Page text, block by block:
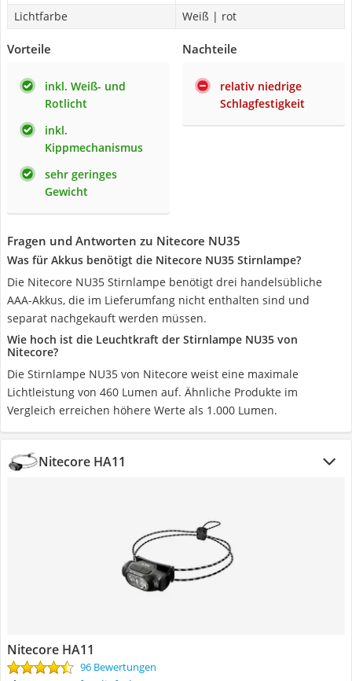
Lichtfarbe
Weiß | rot
Vorteile
inkl. Weiß- und
Rotlicht
inkl.
Kippmechanismus
sehr geringes
Gewicht
Nachteile
relativ niedrige
Schlagfestigkeit
Fragen und Antworten zu Nitecore NU35
Was für Akkus benötigt die Nitecore NU35 Stirnlampe?
Die Nitecore NU35 Stirnlampe benötigt drei handelsübliche
AAA-Akkus, die im Lieferumfang nicht enthalten sind und
separat nachgekauft werden müssen.
Wie hoch ist die Leuchtkraft der Stirnlampe NU35 von
Nitecore?
Die Stirnlampe NU35 von Nitecore weist eine maximale
Lichtleistung von 460 Lumen auf. Ähnliche Produkte im
Vergleich erreichen höhere Werte als 1.000 Lumen.
Nitecore HA11
Nitecore HA11
96 Bewertungen